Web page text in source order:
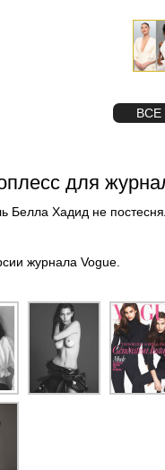
ВСЕ
для
Белла Хадид не
журнала Vogue.